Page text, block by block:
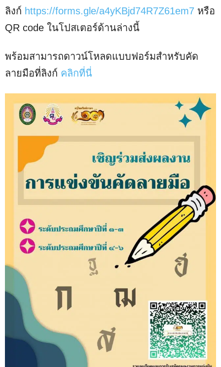
ลิงก์ https://forms.gle/a4yKBjd74R7Z61em7 หรือ
QR code ในโปสเตอร์ด้านล่างนี้
พร้อมสามารถดาวน์โหลดแบบฟอร์มสำหรับคัด
ลายมือที่ลิงก์ คลิกที่นี่